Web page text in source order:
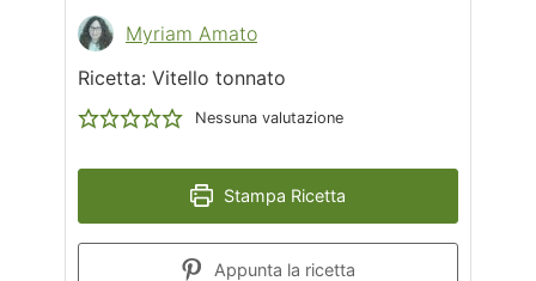
Myriam Amato
Ricetta: Vitello tonnato
Nessuna valutazione
Stampa Ricetta
Appunta la ricetta